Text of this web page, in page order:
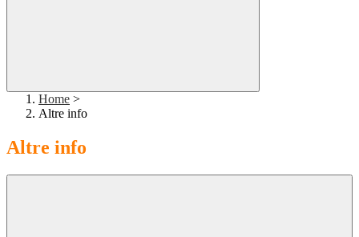
Home >
Altre info
Altre info